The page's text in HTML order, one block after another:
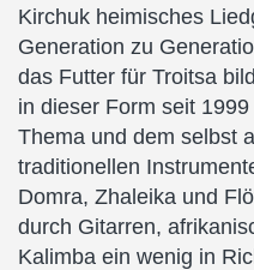
Kirchuk heimisches
Generation zu
das Futter für Troitsa
in dieser Form seit
Thema und dem selbst
traditionellen
Domra, Zhaleika und
durch Gitarren,
Kalimba ein wenig in